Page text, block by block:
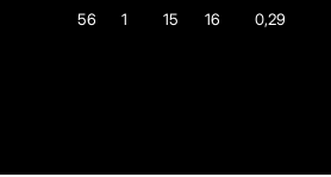
56 1 15 16 0,29